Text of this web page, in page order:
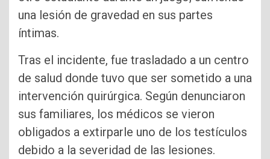
una lesión de gravedad en sus partes
íntimas.
Tras el incidente, fue trasladado a un centro
de salud donde tuvo que ser sometido a una
intervención quirúrgica. Según denunciaron
sus familiares, los médicos se vieron
obligados a extirparle uno de los testículos
debido a la severidad de las lesiones.